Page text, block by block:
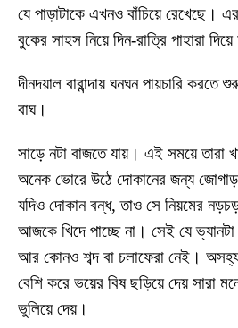
যে পাড়াটাকে এখনও বাঁচিয়ে রেখেছে।
বুকের সাহস নিয়ে দিন-রাত্রি পাহারা
দীনদয়াল বারান্দায় ঘনঘন পায়চারি
বাঘ।
সাড়ে নটা বাজতে যায়। এই সময়ে তারা
অনেক ভোরে উঠে দোকানের জন্য
যদিও দোকান বন্ধ, তাও সে নিয়মের
আজকে খিদে পাচ্ছে না। সেই যে
আর কোনও শব্দ বা চলাফেরা নেই।
বেশি করে ভয়ের বিষ ছড়িয়ে দেয় সারা
ভুলিয়ে দেয়।